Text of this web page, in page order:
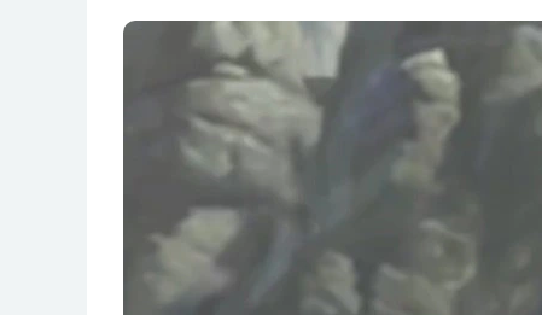
第8集 有毒的井水
第9集 兔子仙人
第10集 穷奇甲现身
第11集 小炎龙诞生
第12集 奇怪的石像
第13集 火牛王城堡
第14集 第一枚宝瓶之心
第15集 黑暗窑瓷层